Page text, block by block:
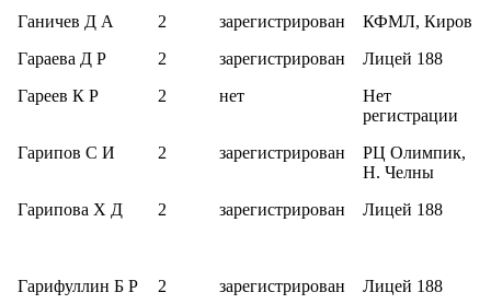
Ганичев Д А
2 зарегистрирован
КФМЛ, Киров
Гараева Д Р
2 зарегистрирован
Лицей 188
Гареев К Р
2 нет
Нет
регистрации
Гарипов С И
2 зарегистрирован
РЦ Олимпик,
Н. Челны
Гарипова Х Д
2 зарегистрирован Лицей 188
Гарифуллин Б Р 2 зарегистрирован Лицей 188